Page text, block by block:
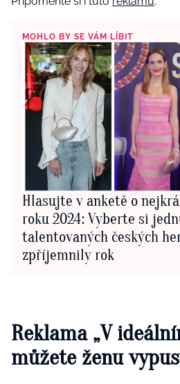
MOHLO BY SE VÁM LÍBIT
Hlasujte v anketě o
roku 2024: Vyberte si
talentovaných českých
zpříjemnily rok
Reklama „V
můžete ženu